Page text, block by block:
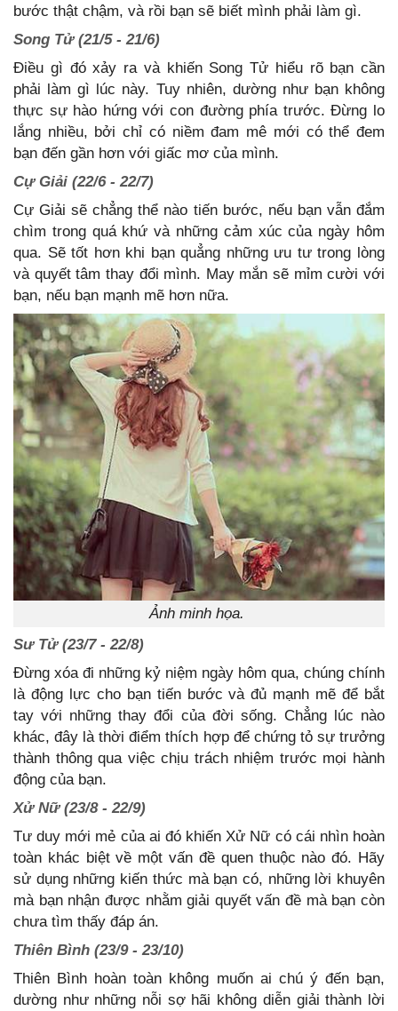
bước thật chậm, và rồi bạn sẽ biết mình phải làm gì.
Song Tử (21/5 - 21/6)
Điều gì đó xảy ra và khiến Song Tử hiểu rõ bạn cần
phải làm gì lúc này. Tuy nhiên, dường như bạn không
thực sự hào hứng với con đường phía trước. Đừng lo
lắng nhiều, bởi chỉ có niềm đam mê mới có thể đem
bạn đến gần hơn với giấc mơ của mình.
Cự Giải (22/6 - 22/7)
Cự Giải sẽ chẳng thể nào tiến bước, nếu bạn vẫn đắm
chìm trong quá khứ và những cảm xúc của ngày hôm
qua. Sẽ tốt hơn khi bạn quẳng những ưu tư trong lòng
và quyết tâm thay đổi mình. May mắn sẽ mỉm cười với
bạn, nếu bạn mạnh mẽ hơn nữa.
Ảnh minh họa.
Sư Tử (23/7 - 22/8)
Đừng xóa đi những kỷ niệm ngày hôm qua, chúng chính
là động lực cho bạn tiến bước và đủ mạnh mẽ để bắt
tay với những thay đổi của đời sống. Chẳng lúc nào
khác, đây là thời điểm thích hợp để chứng tỏ sự trưởng
thành thông qua việc chịu trách nhiệm trước mọi hành
động của bạn.
Xử Nữ (23/8 - 22/9)
Tư duy mới mẻ của ai đó khiến Xử Nữ có cái nhìn hoàn
toàn khác biệt về một vấn đề quen thuộc nào đó. Hãy
sử dụng những kiến thức mà bạn có, những lời khuyên
mà bạn nhận được nhằm giải quyết vấn đề mà bạn còn
chưa tìm thấy đáp án.
Thiên Bình (23/9 - 23/10)
Thiên Bình hoàn toàn không muốn ai chú ý đến bạn,
dường như những nỗi sợ hãi không diễn giải thành lời